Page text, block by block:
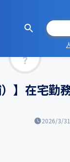
】在宅勤
2026/3/31